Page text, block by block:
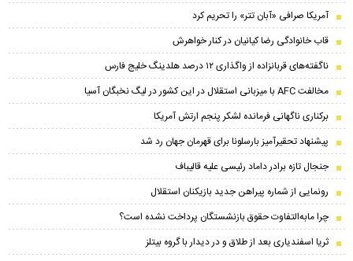
آمریکا صرافی «آبان تتر» را تحریم کرد
قاب خانوادگی رضا کیانیان در کنار خواهرش
ناگفته‌های قربانزاده از واگذاری ۱۲ درصد هلدینگ خلیج فارس
مخالفت AFC با میزبانی استقلال در این کشور در لیگ نخبگان آسیا
برکناری ناگهانی فرمانده لشکر پنجم ارتش آمریکا
پیشنهاد تحقیرآمیز بارسلونا برای قهرمان جهان رد شد
جنجال تازه برادر داماد رئیسی علیه قالیباف
رونمایی از شماره پیراهن جدید بازیکنان استقلال
چرا مابه‌التفاوت حقوق بازنشستگان پرداخت نشده است؟
ثریا اسفندیاری بعد از طلاق و در دیدار با گروه بیتلز